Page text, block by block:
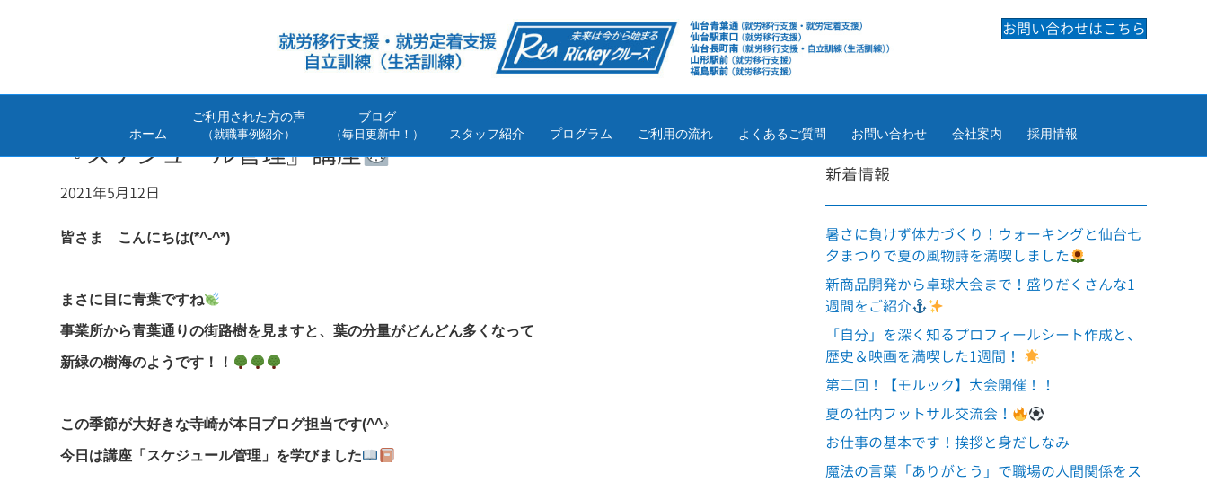
ホーム
ご利用された方の声
（就職事例紹介）
ブログ
（毎日更新中！） スタッフ紹介 プログラム ご利用の流れ よくあるご質問 お問い合わせ 会社案内 採用情報
お問い合わせはこちら
『スケジュール管理』講座
2021年5月12日
皆さま こんにちは(*^-^*)
まさに目に青葉ですね
事業所から青葉通りの街路樹を見ますと、葉の分量がどんどん多くなって
新緑の樹海のようです！！
この季節が大好きな寺崎が本日ブログ担当です(^^♪
今日は講座「スケジュール管理」を学びました
新着情報
暑さに負けず体力づくり！ウォーキングと仙台七
夕まつりで夏の風物詩を満喫しました
新商品開発から卓球大会まで！盛りだくさんな1
週間をご紹介
「自分」を深く知るプロフィールシート作成と、
歴史＆映画を満喫した1週間！
第二回！【モルック】大会開催！！
夏の社内フットサル交流会！
お仕事の基本です！挨拶と身だしなみ
魔法の言葉「ありがとう」で職場の人間関係をス